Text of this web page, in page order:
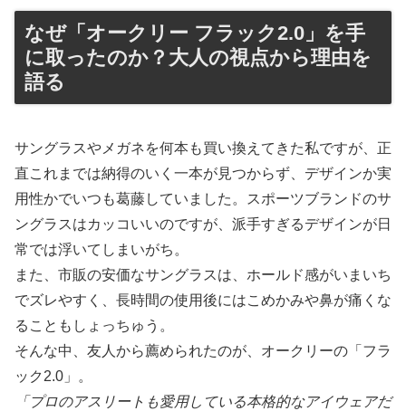
なぜ「オークリー フラック2.0」を手
に取ったのか？大人の視点から理由を
語る
サングラスやメガネを何本も買い換えてきた私ですが、正
直これまでは納得のいく一本が見つからず、デザインか実
用性かでいつも葛藤していました。スポーツブランドのサ
ングラスはカッコいいのですが、派手すぎるデザインが日
常では浮いてしまいがち。
また、市販の安価なサングラスは、ホールド感がいまいち
でズレやすく、長時間の使用後にはこめかみや鼻が痛くな
ることもしょっちゅう。
そんな中、友人から薦められたのが、オークリーの「フラ
ック2.0」。
「プロのアスリートも愛用している本格的なアイウェアだ